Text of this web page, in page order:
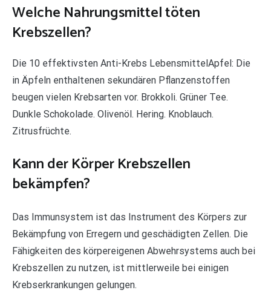
Welche Nahrungsmittel töten
Krebszellen?
Die 10 effektivsten Anti-Krebs LebensmittelApfel: Die
in Äpfeln enthaltenen sekundären Pflanzenstoffen
beugen vielen Krebsarten vor. Brokkoli. Grüner Tee.
Dunkle Schokolade. Olivenöl. Hering. Knoblauch.
Zitrusfrüchte.
Kann der Körper Krebszellen
bekämpfen?
Das Immunsystem ist das Instrument des Körpers zur
Bekämpfung von Erregern und geschädigten Zellen. Die
Fähigkeiten des körpereigenen Abwehrsystems auch bei
Krebszellen zu nutzen, ist mittlerweile bei einigen
Krebserkrankungen gelungen.